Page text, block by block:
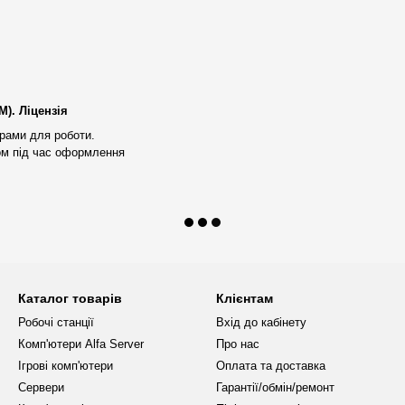
яка особливо підходить
які забезпечують стабільну
цієї робочої станції
потоків, що працюють
Вона забезпечує
з великими файлами,
без затримок і зависань.
ви отримаєте
Ліцензія
для роботи.
під час оформлення
Каталог товарів
Робочі станції
Комп'ютери Alfa Server
Ігрові комп'ютери
Сервери
Клієнтам
Вхід до кабінету
Про нас
Оплата та доставка
Гарантії/обмін/ремонт